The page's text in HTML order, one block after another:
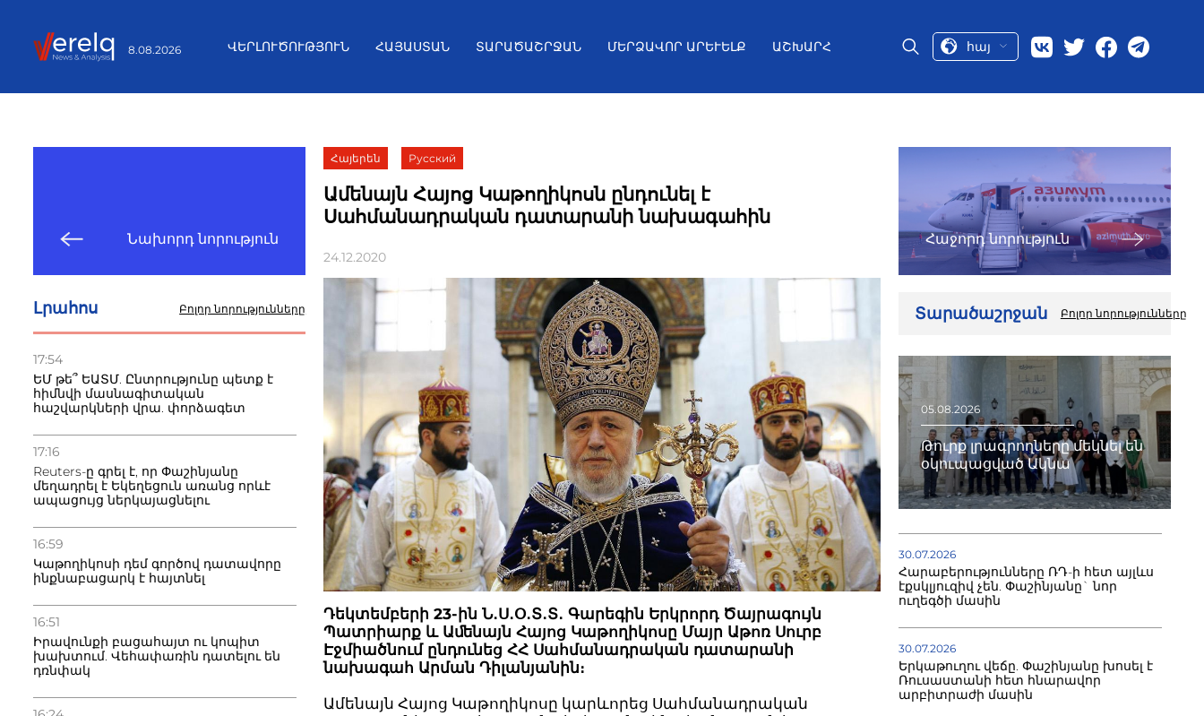
8.08.2026 ՎԵՐԼՈՒԾՈՒԹՅՈՒՆ ՀԱՅԱՍՏԱՆ ՏԱՐԱԾԱՇՐՋԱՆ ՄԵՐՁԱՎՈՐ ԱՐԵՒԵԼՔ ԱՇԽԱՐՀ հայ
Նախորդ նորություն
Լրահոս Բոլոր նորությունները
17:54
ԵՄ թե՞ ԵԱՏՄ. Ընտրությունը պետք է
հիմնվի մասնագիտական
հաշվարկների վրա. փորձագետ
17:16
Reuters-ը գրել է, որ Փաշինյանը
մեղադրել է Եկեղեցուն առանց որևէ
ապացույց ներկայացնելու
16:59
Կաթողիկոսի դեմ գործով դատավորը
ինքնաբացարկ է հայտնել
16:51
Իրավունքի բացահայտ ու կոպիտ
խախտում. Վեհափառին դատելու են
դռնփակ
Հայերեն Русский
Ամենայն Հայոց Կաթողիկոսն ընդունել է
Սահմանադրական դատարանի նախագահին
24.12.2020
Դեկտեմբերի 23-ին Ն․Ս․Օ․Տ․Տ․ Գարեգին Երկրորդ Ծայրագույն
Պատրիարք և Աﬔնայն Հայոց Կաթողիկոսը Մայր Աթոռ Սուրբ
Էջմիածնում ընդունեց ՀՀ Սահմանադրական դատարանի
նախագահ Արման Դիլանյանին։
Ամենայն Հայոց Կաթողիկոսը կարևորեց Սահմանադրական
Հաջորդ նորություն
Տարածաշրջան Բոլոր նորությունները
05.08.2026
Թուրք լրագրողները մեկնել են
օկուպացված Ակնա
30.07.2026
Հարաբերությունները ՌԴ-ի հետ այլևս
էքսկլյուզիվ չեն. Փաշինյանը` նոր
ուղեգծի մասին
30.07.2026
Երկաթուղու վեճը. Փաշինյանը խոսել է
Ռուսաստանի հետ հնարավոր
արբիտրաժի մասին